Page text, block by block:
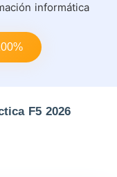
informática
F5 2026